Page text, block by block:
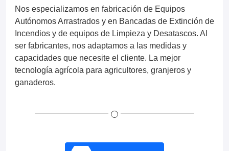
Nos especializamos en fabricación de Equipos
Autónomos Arrastrados y en Bancadas de Extinción de
Incendios y de equipos de Limpieza y Desatascos. Al
ser fabricantes, nos adaptamos a las medidas y
capacidades que necesite el cliente. La mejor
tecnología agrícola para agricultores, granjeros y
ganaderos.